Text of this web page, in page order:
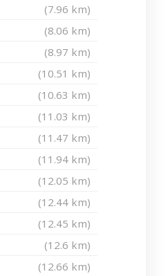
(7.96 km)
(8.06 km)
(8.97 km)
(10.51 km)
(10.63 km)
(11.03 km)
(11.47 km)
(11.94 km)
(12.05 km)
(12.44 km)
(12.45 km)
(12.6 km)
(12.66 km)